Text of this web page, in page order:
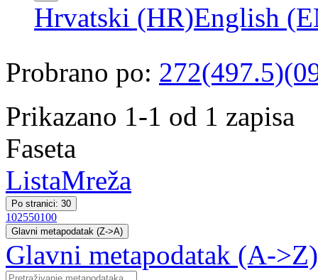
Hrvatski (HR)English
Probrano po:
Prikazano 1-1 od 1 zapisa
Faseta
ListaMreža
Po stranici: 30
102550100
Glavni metapodatak (Z->A)
Glavni metapodatak (A->Z)